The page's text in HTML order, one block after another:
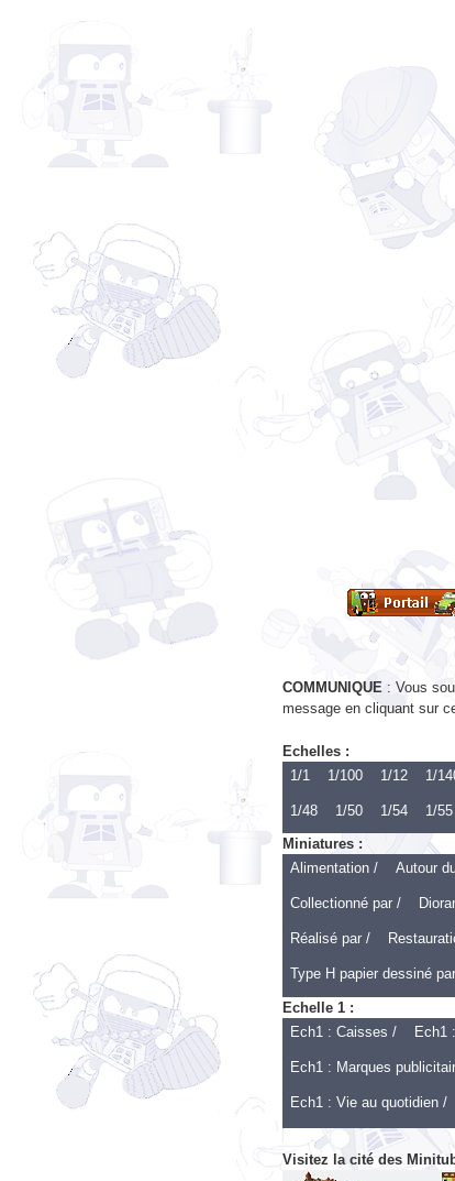
: Vous
message en cliquant sur
Echelles :
1/1
1/48 1/50 1/54 1/55
Miniatures :
Alimentation /
Autour
Collectionné par /
Réalisé par /
Type H papier dessiné
Echelle 1 :
Ech1 : Caisses /
Ech1
Ech1 : Marques
Ech1 : Vie au quotidien /
Visitez la cité des